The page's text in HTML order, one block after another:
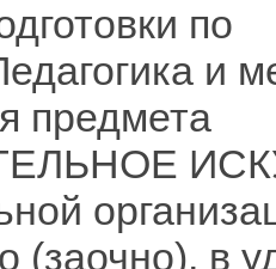
по
и
предмета
(заочно), в